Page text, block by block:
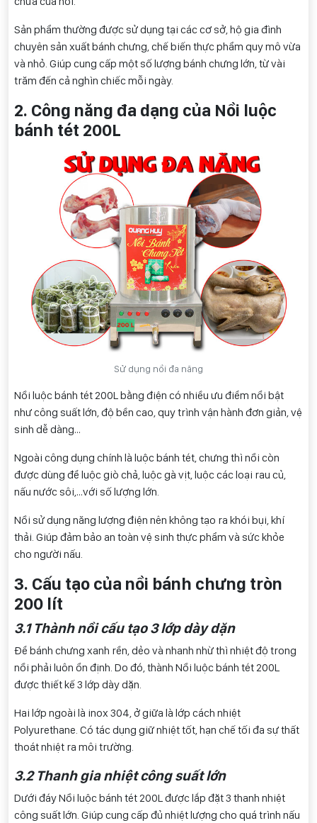
Sản phẩm thường được sử dụng tại các cơ sở, hộ gia đình
chuyên sản xuất bánh chưng, chế biến thực phẩm quy mô vừa
và nhỏ. Giúp cung cấp một số lượng bánh chưng lớn, từ vài
trăm đến cả nghìn chiếc mỗi ngày.
2. Công năng đa dạng của Nồi luộc
bánh tét 200L
Sử dụng nồi đa năng
Nồi luộc bánh tét 200L bằng điện có nhiều ưu điểm nổi bật
như công suất lớn, độ bền cao, quy trình vận hành đơn giản, vệ
sinh dễ dàng…
Ngoài công dụng chính là luộc bánh tét, chưng thì nồi còn
được dùng để luộc giò chả, luộc gà vịt, luộc các loại rau củ,
nấu nước sôi,…với số lượng lớn.
Nồi sử dụng năng lượng điện nên không tạo ra khói bụi, khí
thải. Giúp đảm bảo an toàn vệ sinh thực phẩm và sức khỏe
cho người nấu.
3. Cấu tạo của nồi bánh chưng tròn
200 lít
3.1 Thành nồi cấu tạo 3 lớp dày dặn
Để bánh chưng xanh rền, dẻo và nhanh nhừ thì nhiệt độ trong
nồi phải luôn ổn định. Do đó, thành Nồi luộc bánh tét 200L
được thiết kế 3 lớp dày dặn.
Hai lớp ngoài là inox 304, ở giữa là lớp cách nhiệt
Polyurethane. Có tác dụng giữ nhiệt tốt, hạn chế tối đa sự thất
thoát nhiệt ra môi trường.
3.2 Thanh gia nhiệt công suất lớn
Dưới đáy Nồi luộc bánh tét 200L được lắp đặt 3 thanh nhiệt
công suất lớn. Giúp cung cấp đủ nhiệt lượng cho quá trình nấu